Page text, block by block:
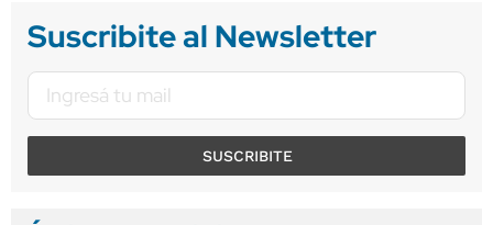
Suscribite al Newsletter
SUSCRIBITE